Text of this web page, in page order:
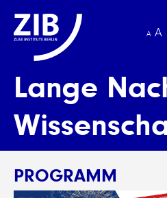
A A
Lange
PROGRAMM